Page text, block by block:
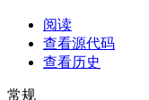
阅读
查看源代码
查看历史
常规